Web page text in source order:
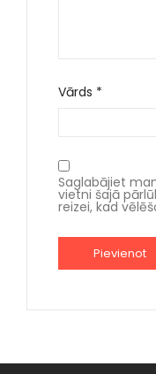
Vārds *
Saglabājiet
vietni šajā
reizei, kad